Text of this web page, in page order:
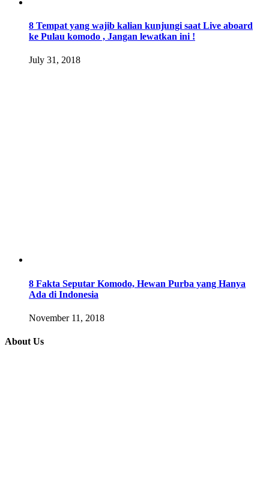
8 Tempat yang wajib kalian kunjungi saat Live aboard
ke Pulau komodo , Jangan lewatkan ini !
July 31, 2018
8 Fakta Seputar Komodo, Hewan Purba yang Hanya
Ada di Indonesia
November 11, 2018
About Us